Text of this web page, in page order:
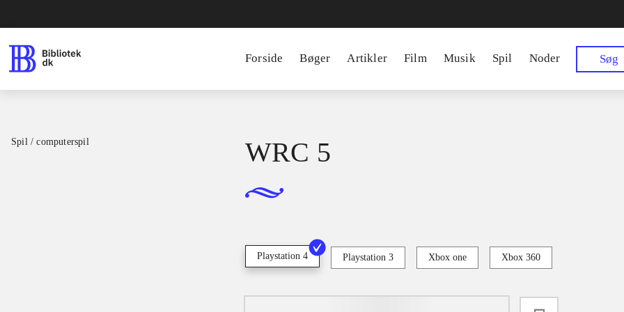
Forside Bøger Artikler Film Musik Spil Noder Søg
Spil / computerspil WRC 5
Playstation 4 Playstation 3 Xbox one Xbox 360